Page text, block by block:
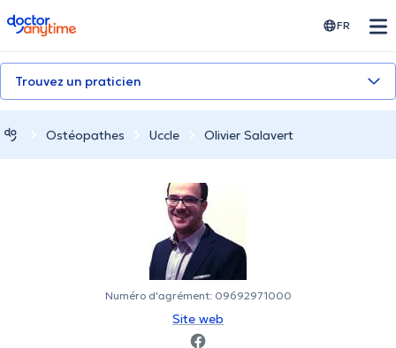
doctoranytime FR
Trouvez un praticien
Ostéopathes Uccle Olivier Salavert
Numéro d'agrément: 09692971000
Site web